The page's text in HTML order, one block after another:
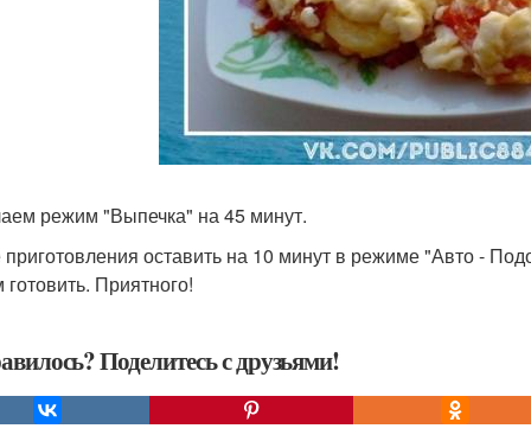
режим "Выпечка" на 45 минут.
оставить на 10 минут в режиме "Авто -
Приятного!
Поделитесь с друзьями!